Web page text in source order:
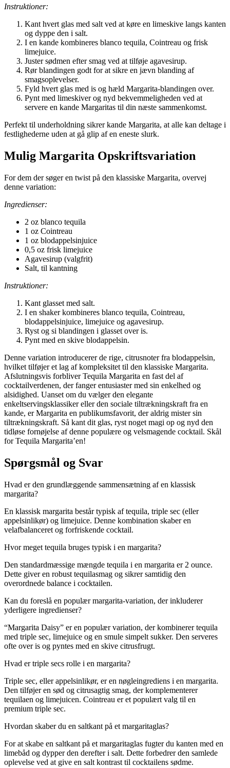
Instruktioner:
Kant hvert glas med salt ved at køre en limeskive langs kanten
og dyppe den i salt.
I en kande kombineres blanco tequila, Cointreau og frisk
limejuice.
Juster sødmen efter smag ved at tilføje agavesirup.
Rør blandingen godt for at sikre en jævn blanding af
smagsoplevelser.
Fyld hvert glas med is og hæld Margarita-blandingen over.
Pynt med limeskiver og nyd bekvemmeligheden ved at
servere en kande Margaritas til din næste sammenkomst.
Perfekt til underholdning sikrer kande Margarita, at alle kan deltage i
festlighederne uden at gå glip af en eneste slurk.
Mulig Margarita Opskriftsvariation
For dem der søger en twist på den klassiske Margarita, overvej
denne variation:
Ingredienser:
2 oz blanco tequila
1 oz Cointreau
1 oz blodappelsinjuice
0,5 oz frisk limejuice
Agavesirup (valgfrit)
Salt, til kantning
Instruktioner:
Kant glasset med salt.
I en shaker kombineres blanco tequila, Cointreau,
blodappelsinjuice, limejuice og agavesirup.
Ryst og si blandingen i glasset over is.
Pynt med en skive blodappelsin.
Denne variation introducerer de rige, citrusnoter fra blodappelsin,
hvilket tilføjer et lag af kompleksitet til den klassiske Margarita.
Afslutningsvis forbliver Tequila Margarita en fast del af
cocktailverdenen, der fanger entusiaster med sin enkelhed og
alsidighed. Uanset om du vælger den elegante
enkeltservingsklassiker eller den sociale tiltrækningskraft fra en
kande, er Margarita en publikumsfavorit, der aldrig mister sin
tiltrækningskraft. Så kant dit glas, ryst noget magi op og nyd den
tidløse fornøjelse af denne populære og velsmagende cocktail. Skål
for Tequila Margarita’en!
Spørgsmål og Svar
Hvad er den grundlæggende sammensætning af en klassisk
margarita?
En klassisk margarita består typisk af tequila, triple sec (eller
appelsinlikør) og limejuice. Denne kombination skaber en
velafbalanceret og forfriskende cocktail.
Hvor meget tequila bruges typisk i en margarita?
Den standardmæssige mængde tequila i en margarita er 2 ounce.
Dette giver en robust tequilasmag og sikrer samtidig den
overordnede balance i cocktailen.
Kan du foreslå en populær margarita-variation, der inkluderer
yderligere ingredienser?
“Margarita Daisy” er en populær variation, der kombinerer tequila
med triple sec, limejuice og en smule simpelt sukker. Den serveres
ofte over is og pyntes med en skive citrusfrugt.
Hvad er triple secs rolle i en margarita?
Triple sec, eller appelsinlikør, er en nøgleingrediens i en margarita.
Den tilføjer en sød og citrusagtig smag, der komplementerer
tequilaen og limejuicen. Cointreau er et populært valg til en
premium triple sec.
Hvordan skaber du en saltkant på et margaritaglas?
For at skabe en saltkant på et margaritaglas fugter du kanten med en
limebåd og dypper den derefter i salt. Dette forbedrer den samlede
oplevelse ved at give en salt kontrast til cocktailens sødme.